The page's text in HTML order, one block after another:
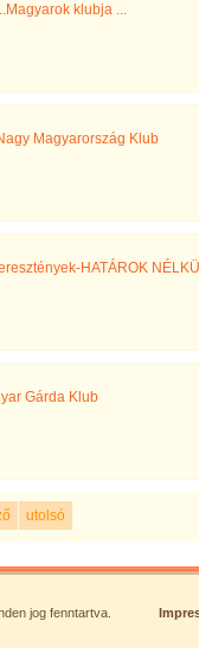
klubja ...
Magyarország Klub
HATÁROK
Gárda Klub
utolsó
jog fenntartva.